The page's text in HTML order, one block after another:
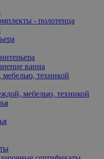
- полотенца
ванна
мебелью, техникой
мебелью, техникой